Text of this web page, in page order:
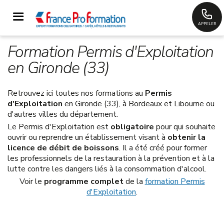
APPELER
Formation Permis d'Exploitation
en Gironde (33)
Retrouvez ici toutes nos formations au Permis
d'Exploitation en Gironde (33), à Bordeaux et Libourne ou
d'autres villes du département.
Le Permis d'Exploitation est obligatoire pour qui souhaite
ouvrir ou reprendre un établissement visant à obtenir la
licence de débit de boissons. Il a été créé pour former
les professionnels de la restauration à la prévention et à la
lutte contre les dangers liés à la consommation d'alcool.
Voir le programme completde la formation Permis
d'Exploitation.